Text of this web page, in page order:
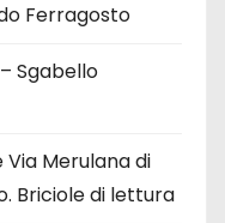
Ferragosto
Sgabello
Merulana di
Briciole di lettura